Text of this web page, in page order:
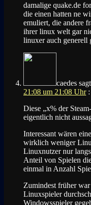
damalige quake.de
die einen hatten ne
emuliert, die andere
ihrer linux welt gar
linuxer auch generell
caedes
21:08 um 21:08 Uhr :
Diese „x% der
eigentlich nicht
Interessant wären
wirklich weniger
Linuxnutzer nur
Anteil von Spielen
einmal in Anzahl
Zumindest früher
Linuxspieler
Windowsspieler